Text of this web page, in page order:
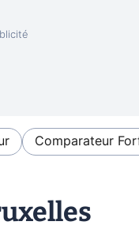
Comparateur